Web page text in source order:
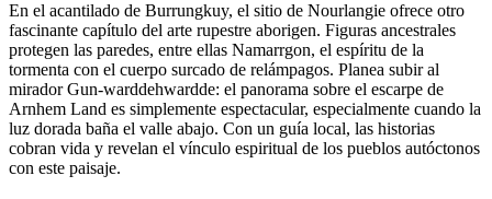
En el acantilado de Burrungkuy, el sitio de Nourlangie ofrece otro
fascinante capítulo del arte rupestre aborigen. Figuras ancestrales
protegen las paredes, entre ellas Namarrgon, el espíritu de la
tormenta con el cuerpo surcado de relámpagos. Planea subir al
mirador Gun-warddehwardde: el panorama sobre el escarpe de
Arnhem Land es simplemente espectacular, especialmente cuando la
luz dorada baña el valle abajo. Con un guía local, las historias
cobran vida y revelan el vínculo espiritual de los pueblos autóctonos
con este paisaje.